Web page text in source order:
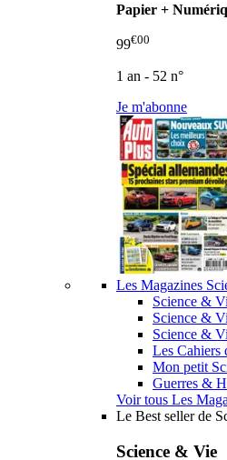
Papier +
99€00
1 an - 52 n°
Je m'abonne
Les Magazines
Science &
Science &
Science &
Les Cahiers
Mon petit
Guerres &
Voir tous Les
Le Best seller de
Science & Vie